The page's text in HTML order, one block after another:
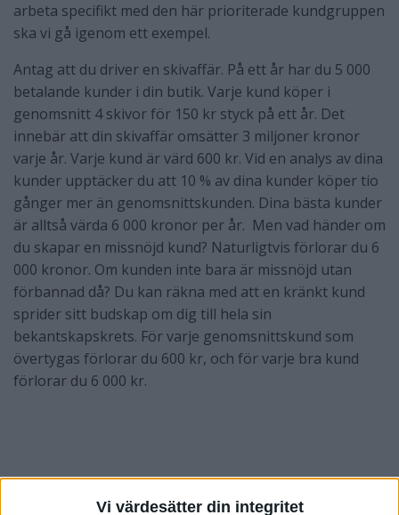
Vi värdesätter din integritet
arbeta specifikt med den här prioriterade kundgruppen
ska vi gå igenom ett exempel.
Antag att du driver en skivaffär. På ett år har du 5 000
betalande kunder i din butik. Varje kund köper i
genomsnitt 4 skivor för 150 kr styck på ett år. Det
innebär att din skivaffär omsätter 3 miljoner kronor
varje år. Varje kund är värd 600 kr. Vid en analys av dina
kunder upptäcker du att 10 % av dina kunder köper tio
gånger mer än genomsnittskunden. Dina bästa kunder
är alltså värda 6 000 kronor per år. Men vad händer om
du skapar en missnöjd kund? Naturligtvis förlorar du 6
000 kronor. Om kunden inte bara är missnöjd utan
förbannad då? Du kan räkna med att en kränkt kund
sprider sitt budskap om dig till hela sin
bekantskapskrets. För varje genomsnittskund som
övertygas förlorar du 600 kr, och för varje bra kund
förlorar du 6 000 kr.